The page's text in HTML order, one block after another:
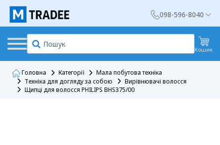
098-596-8040
Кошик
Головна Категорії
Мала побутова техніка
Техніка для догляду за собою
Вирівнювачі волосся
Щипці для волосся PHILIPS BHS375/00